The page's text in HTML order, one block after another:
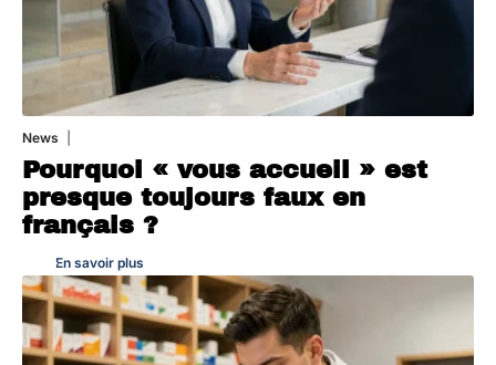
News
Pourquoi « vous accueil » est
presque toujours faux en
français ?
En savoir plus